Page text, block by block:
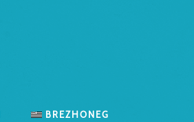
Brezhoneg